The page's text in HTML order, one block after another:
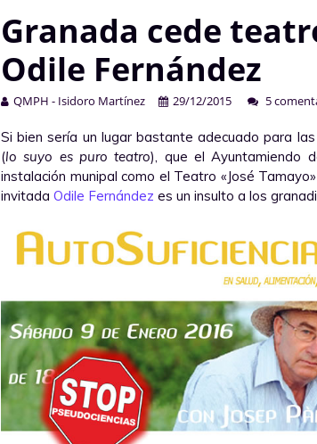
Granada cede
Odile Fernández
QMPH - Isidoro Martínez 29/12/2015 5
Si bien sería un lugar bastante adecuado para
(lo suyo es puro teatro), que el Ayuntamiendo
instalación munipal como el Teatro «José
invitada Odile Fernández es un insulto a los